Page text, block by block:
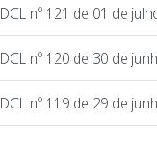
DCL nº 121 de 01 de
DCL nº 120 de 30 de
DCL nº 119 de 29 de